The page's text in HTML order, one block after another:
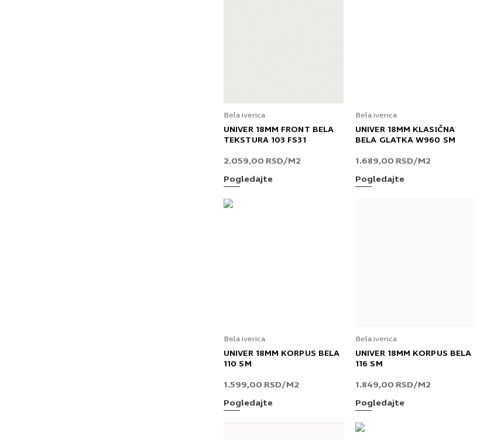
Bela iverica
UNIVER 18MM FRONT BELA
TEKSTURA 103 FS31
2.059,00 RSD/M2
Pogledajte
Bela iverica
UNIVER 18MM KLASIČNA
BELA GLATKA W960 SM
1.689,00 RSD/M2
Pogledajte
Bela iverica
UNIVER 18MM KORPUS BELA
110 SM
1.599,00 RSD/M2
Pogledajte
Bela iverica
UNIVER 18MM KORPUS BELA
116 SM
1.849,00 RSD/M2
Pogledajte